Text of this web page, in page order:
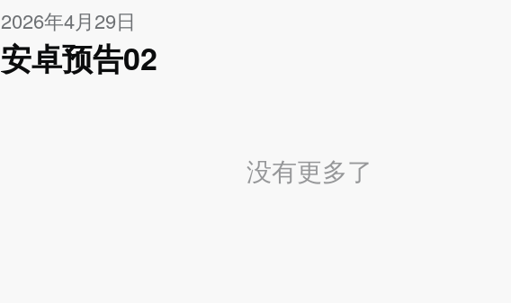
2026年4月29日
安卓预告02
没有更多了